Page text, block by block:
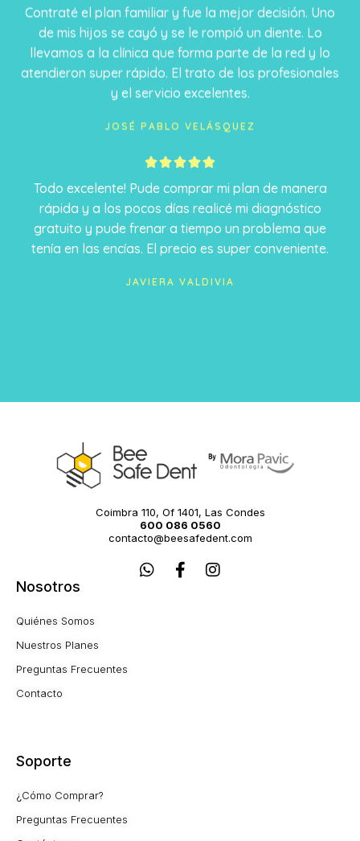
/
5
Contraté el plan familiar y fue la mejor decisión. Uno
de mis hijos se cayó y se le rompió un diente. Lo
llevamos a la clínica que forma parte de la red y lo
atendieron super rápido. El trato de los profesionales
y el servicio excelentes.
JOSÉ PABLO VELÁSQUEZ
/
5
Todo excelente! Pude comprar mi plan de manera
rápida y a los pocos días realicé mi diagnóstico
gratuito y pude frenar a tiempo un problema que
Coimbra 110, Of 1401, Las Condes
600 086 0560
contacto@beesafedent.com
W
h
F
a
I
n
Nosotros
Quiénes Somos
Nuestros Planes
Preguntas Frecuentes
Contacto
Soporte
¿Cómo Comprar?
Preguntas Frecuentes